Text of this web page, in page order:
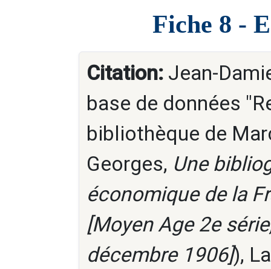
Fiche 8 -
Citation: Jean-
base de données
bibliothèque de
Georges, Une
économique de la
[Moyen Age 2e
décembre 1906]),